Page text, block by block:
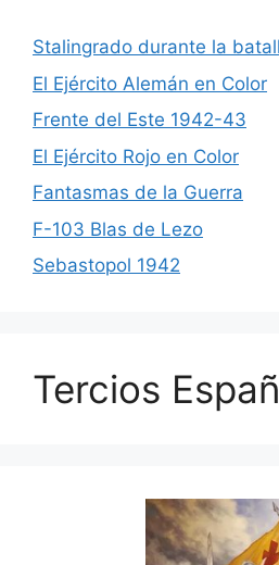
Stalingrado durante la
El Ejército Alemán en Color
Frente del Este 1942-43
El Ejército Rojo en Color
Fantasmas de la Guerra
F-103 Blas de Lezo
Sebastopol 1942
Tercios